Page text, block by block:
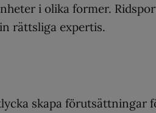
i olika former.
rättsliga expertis.
skapa förutsättningar